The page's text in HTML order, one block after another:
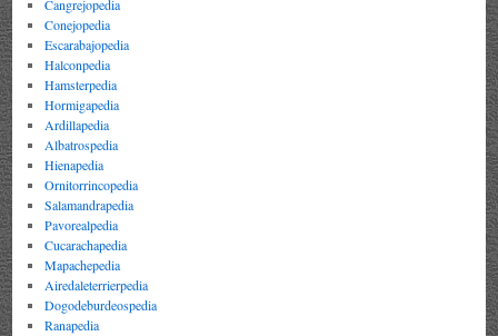
Cangrejopedia
Conejopedia
Escarabajopedia
Halconpedia
Hamsterpedia
Hormigapedia
Ardillapedia
Albatrospedia
Hienapedia
Ornitorrincopedia
Salamandrapedia
Pavorealpedia
Cucarachapedia
Mapachepedia
Airedaleterrierpedia
Dogodeburdeospedia
Ranapedia